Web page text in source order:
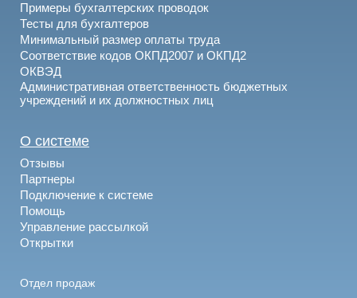
Примеры бухгалтерских проводок
Тесты для бухгалтеров
Минимальный размер оплаты труда
Соответствие кодов ОКПД2007 и ОКПД2
ОКВЭД
Административная ответственность бюджетных
учреждений и их должностных лиц
О системе
Отзывы
Партнеры
Подключение к системе
Помощь
Управление рассылкой
Открытки
Отдел продаж